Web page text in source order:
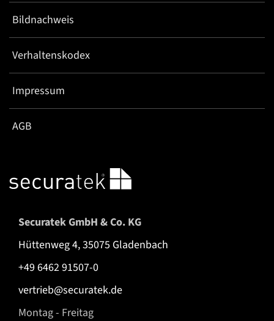
Bildnachweis
Verhaltenskodex
Impressum
AGB
Securatek GmbH & Co. KG
Hüttenweg 4, 35075 Gladenbach
+49 6462 91507-0
vertrieb@securatek.de
Montag - Freitag